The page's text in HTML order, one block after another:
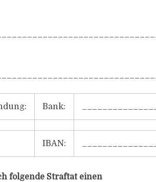
Bank:
IBAN:
folgende Straftat einen